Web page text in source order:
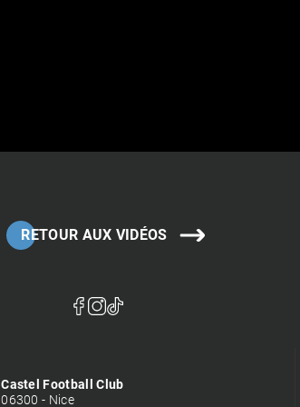
RETOUR AUX VIDÉOS
Castel Football Club
06300 - Nice